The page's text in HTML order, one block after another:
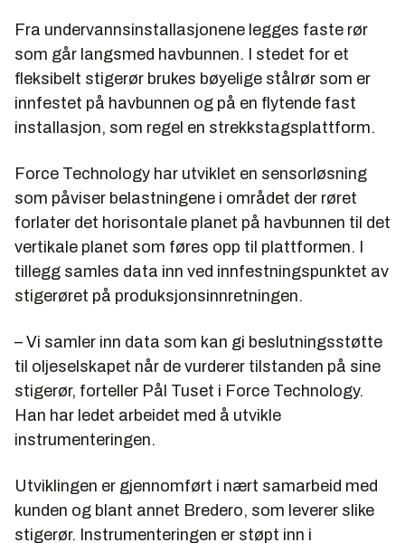
Fra undervannsinstallasjonene legges faste rør
som går langsmed havbunnen. I stedet for et
fleksibelt stigerør brukes bøyelige stålrør som er
innfestet på havbunnen og på en flytende fast
installasjon, som regel en strekkstagsplattform.
Force Technology har utviklet en sensorløsning
som påviser belastningene i området der røret
forlater det horisontale planet på havbunnen til det
vertikale planet som føres opp til plattformen. I
tillegg samles data inn ved innfestningspunktet av
stigerøret på produksjonsinnretningen.
– Vi samler inn data som kan gi beslutningsstøtte
til oljeselskapet når de vurderer tilstanden på sine
stigerør, forteller Pål Tuset i Force Technology.
Han har ledet arbeidet med å utvikle
instrumenteringen.
Utviklingen er gjennomført i nært samarbeid med
kunden og blant annet Bredero, som leverer slike
stigerør. Instrumenteringen er støpt inn i